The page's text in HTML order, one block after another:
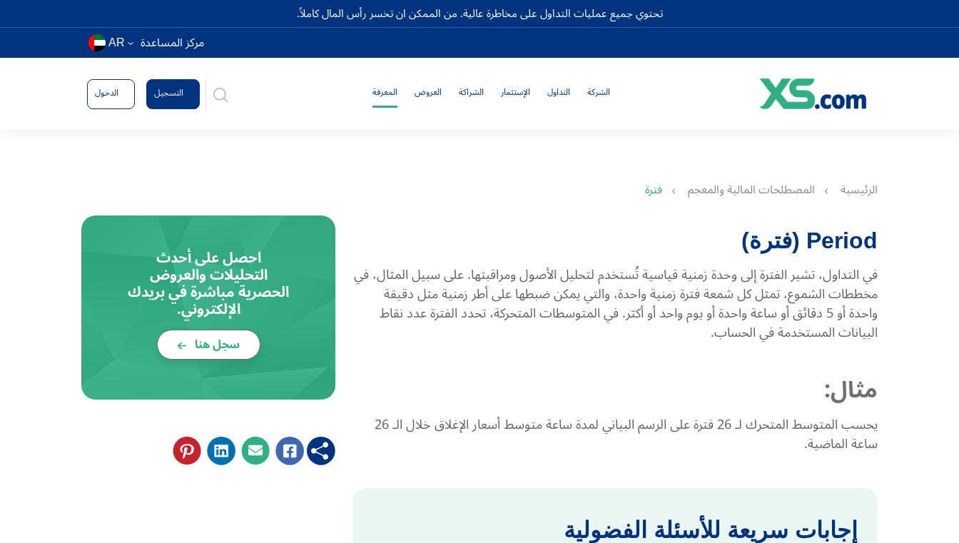
تحتوي جميع عمليات التداول على مخاطرة عالية. من الممكن ان تخسر رأس المال كاملاً.
مركز المساعدة AR
الشركة التداول الإستثمار الشراكة العروض المعرفة التسجيل الدخول
الرئيسية المصطلحات المالية والمعجم فترة
Period (فترة)
في التداول، تشير الفترة إلى وحدة زمنية قياسية تُستخدم لتحليل الأصول ومراقبتها. على سبيل المثال، في
مخططات الشموع، تمثل كل شمعة فترة زمنية واحدة، والتي يمكن ضبطها على أطر زمنية مثل دقيقة
واحدة أو 5 دقائق أو ساعة واحدة أو يوم واحد أو أكثر. في المتوسطات المتحركة، تحدد الفترة عدد نقاط
البيانات المستخدمة في الحساب.
مثال:
يحسب المتوسط المتحرك لـ 26 فترة على الرسم البياني لمدة ساعة متوسط أسعار الإغلاق خلال الـ 26
ساعة الماضية.
إجابات سريعة للأسئلة الفضولية
احصل على أحدث
التحليلات والعروض
الحصرية مباشرة في بريدك
الإلكتروني.
سجل هنا